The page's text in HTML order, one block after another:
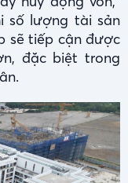
số lượng tài sản
sẽ tiếp cận được
đặc biệt trong